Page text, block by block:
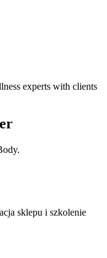
experts with clients
sklepu i szkolenie